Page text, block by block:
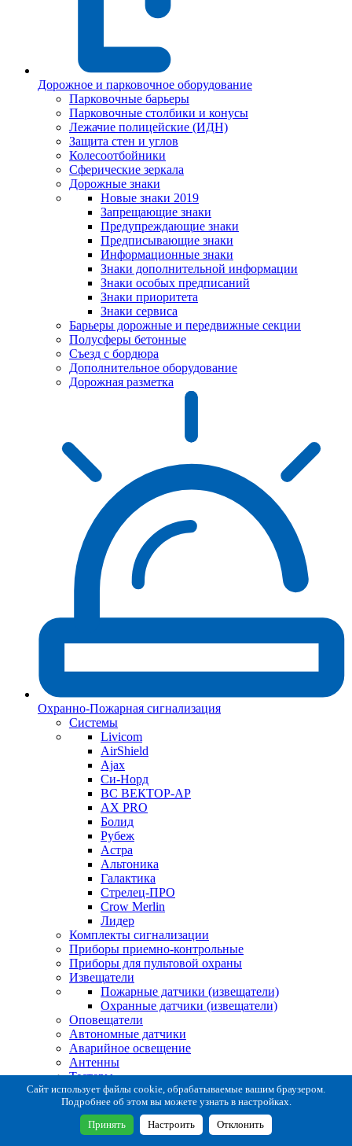
Дорожное и парковочное оборудование
Парковочные барьеры
Парковочные столбики и конусы
Лежачие полицейские (ИДН)
Защита стен и углов
Колесоотбойники
Сферические зеркала
Дорожные знаки
Новые знаки 2019
Запрещающие знаки
Предупреждающие знаки
Предписывающие знаки
Информационные знаки
Знаки дополнительной информации
Знаки особых предписаний
Знаки приоритета
Знаки сервиса
Барьеры дорожные и передвижные секции
Полусферы бетонные
Съезд с бордюра
Дополнительное оборудование
Дорожная разметка
Охранно-Пожарная сигнализация
Системы
Livicom
AirShield
Ajax
Си-Норд
ВС ВЕКТОР-АР
AX PRO
Болид
Рубеж
Астра
Альтоника
Галактика
Стрелец-ПРО
Crow Merlin
Лидер
Комплекты сигнализации
Приборы приемно-контрольные
Приборы для пультовой охраны
Извещатели
Пожарные датчики (извещатели)
Охранные датчики (извещатели)
Оповещатели
Автономные датчики
Аварийное освещение
Антенны
Тестеры
Система сбора извещений
Расходные и монтажные материалы
Коробки коммутационные
Кронштейны для извещателей
Сайт использует файлы cookie, обрабатываемые вашим браузером.
Подробнее об этом вы можете узнать в настройках.
Принять Настроить Отклонить